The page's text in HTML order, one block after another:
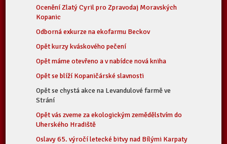
Ocenění Zlatý Cyril pro Zpravodaj Moravských
Kopanic
Odborná exkurze na ekofarmu Beckov
Opět kurzy kváskového pečení
Opět máme otevřeno a v nabídce nová kniha
Opět se blíží Kopaničárské slavnosti
Opět se chystá akce na Levandulové farmě ve
Strání
Opět vás zveme za ekologickým zemědělstvím do
Uherského Hradiště
Oslavy 65. výročí letecké bitvy nad Bílými Karpaty